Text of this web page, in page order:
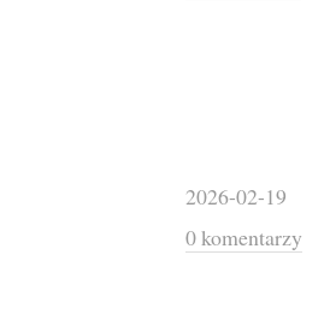
2026-02-19
0 komentarzy